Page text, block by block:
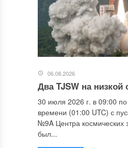
06.08.2026
Два TJSW на низкой
30 июля 2026 г. в 09:00
времени (01:00 UTC) с
№9A Центра космических
был...